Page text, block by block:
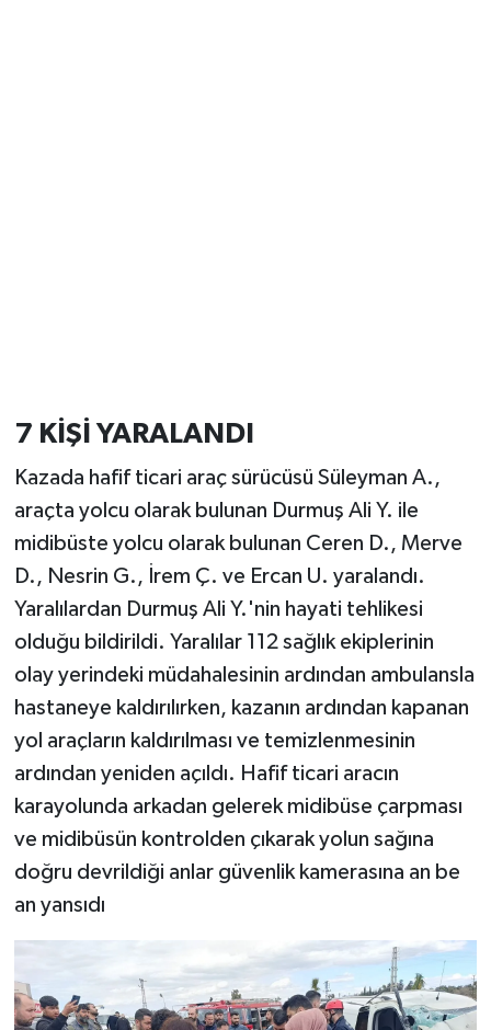
7 KİŞİ YARALANDI
Kazada hafif ticari araç sürücüsü Süleyman A.,
araçta yolcu olarak bulunan Durmuş Ali Y. ile
midibüste yolcu olarak bulunan Ceren D., Merve
D., Nesrin G., İrem Ç. ve Ercan U. yaralandı.
Yaralılardan Durmuş Ali Y.'nin hayati tehlikesi
olduğu bildirildi. Yaralılar 112 sağlık ekiplerinin
olay yerindeki müdahalesinin ardından ambulansla
hastaneye kaldırılırken, kazanın ardından kapanan
yol araçların kaldırılması ve temizlenmesinin
ardından yeniden açıldı. Hafif ticari aracın
karayolunda arkadan gelerek midibüse çarpması
ve midibüsün kontrolden çıkarak yolun sağına
doğru devrildiği anlar güvenlik kamerasına an be
an yansıdı